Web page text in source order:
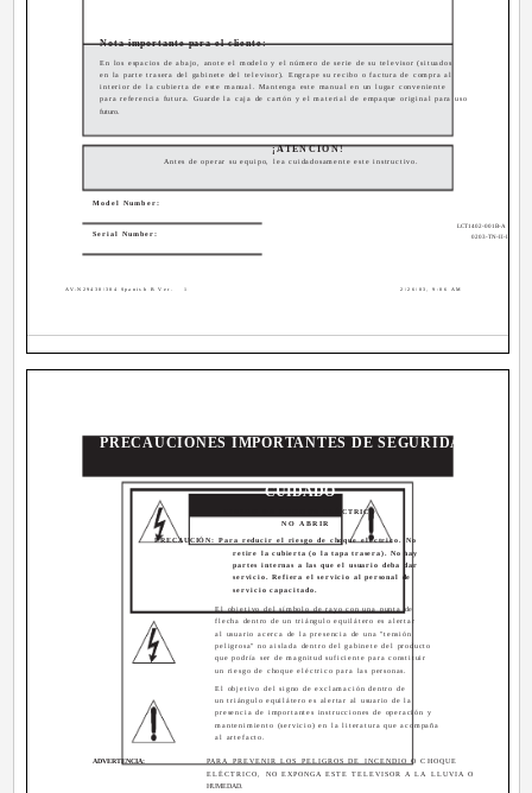
Model Number:
LCT1402-001B-A
0203-TN-II-IM
Serial Number:
Nota importante para el cliente:
En los espacios de abajo, anote el modelo y el número de serie de su televisor (situados
en la parte trasera del gabinete del televisor). Engrape su recibo o factura de compra al
interior de la cubierta de este manual. Mantenga este manual en un lugar conveniente
para referencia futura. Guarde la caja de cartón y el material de empaque original para uso
futuro.
¡ATENCION!
Antes de operar su equipo, lea cuidadosamente este instructivo.
AV-N29430\304 Spanish B Ver. 2/26/03, 9:06 AM
1
PRECAUCIONES IMPORTANTES DE SEGURIDAD
ADVERTENCIA:
PARA PREVENIR LOS PELIGROS DE INCENDIO O CHOQUE
ELÉCTRICO, NO EXPONGA ESTE TELEVISOR A LA LLUVIA O
HUMEDAD.
PRECAUCIÓN: Para reducir el riesgo de choque eléctrico. No
retire la cubierta (o la tapa trasera). No hay
partes internas a las que el usuario deba dar
servicio. Refiera el servicio al personal de
servicio capacitado.
El objetivo del símbolo de rayo con una punta de
flecha dentro de un triángulo equilátero es alertar
al usuario acerca de la presencia de una "tensión
peligrosa" no aislada dentro del gabinete del producto
que podría ser de magnitud suficiente para constituir
un riesgo de choque eléctrico para las personas.
El objetivo del signo de exclamación dentro de
un triángulo equilátero es alertar al usuario de la
presencia de importantes instrucciones de operación y
mantenimiento (servicio) en la literatura que acompaña
al artefacto.
RIESGO DE CHOQUE ELÉCTRICO
NO ABRIR
CUIDADO